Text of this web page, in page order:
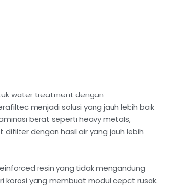
water treatment dengan
menjadi solusi yang jauh lebih baik
berat seperti heavy metals,
dengan hasil air yang jauh lebih
resin yang tidak mengandung
korosi yang membuat modul cepat rusak.